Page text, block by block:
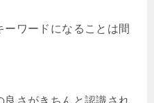
ワードになることは間
さがきちんと認識され